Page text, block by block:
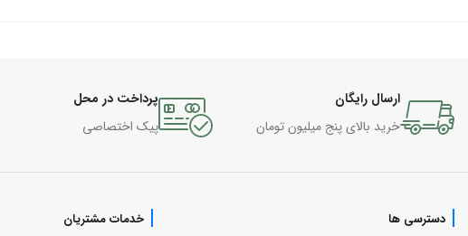
ارسال رایگان
خرید بالای پنج میلیون تومان
پرداخت در محل
پیک اختصاصی
دسترسی ها
خدمات مشتریان